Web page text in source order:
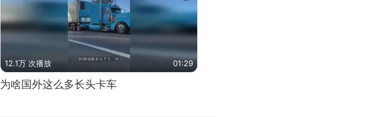
12.1万 次播放 01:29
为啥国外这么多长头卡车